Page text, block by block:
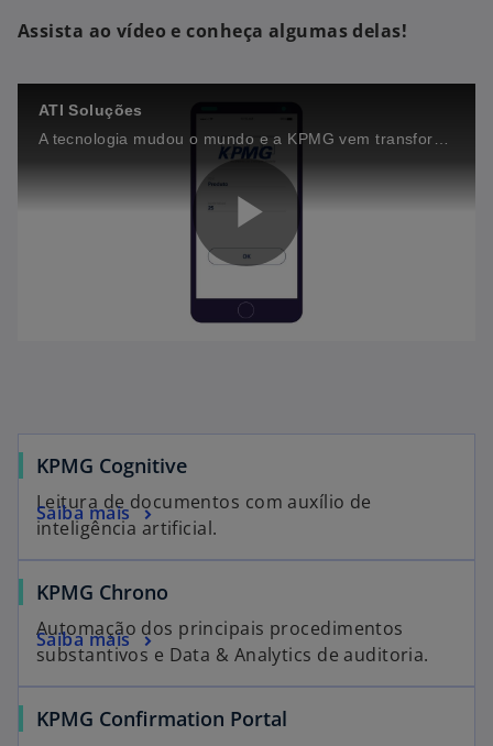
Assista ao vídeo e conheça algumas delas!
ATI Soluções
P
a
V
KPMG Cognitive
Leitura de documentos com auxílio de
inteligência artificial.
Saiba mais
KPMG Chrono
Automação dos principais procedimentos
substantivos e Data & Analytics de auditoria.
Saiba mais
KPMG Confirmation Portal